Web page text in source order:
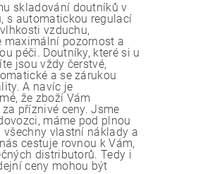
skladování doutníků v
s automatickou regulací
vzduchu,
maximální pozornost a
péči. Doutníky, které si u
jsou vždy čerstvé,
a se zárukou
A navíc je
že zboží Vám
příznivé ceny. Jsme
máme pod plnou
všechny vlastní náklady a
cestuje rovnou k Vám,
distributorů. Tedy i
ceny mohou být